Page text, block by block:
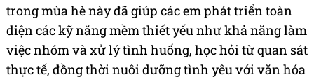
trong mùa hè này đã giúp các em phát triển toàn
diện các kỹ năng mềm thiết yếu như khả năng làm
việc nhóm và xử lý tình huống, học hỏi từ quan sát
thực tế, đồng thời nuôi dưỡng tình yêu với văn hóa